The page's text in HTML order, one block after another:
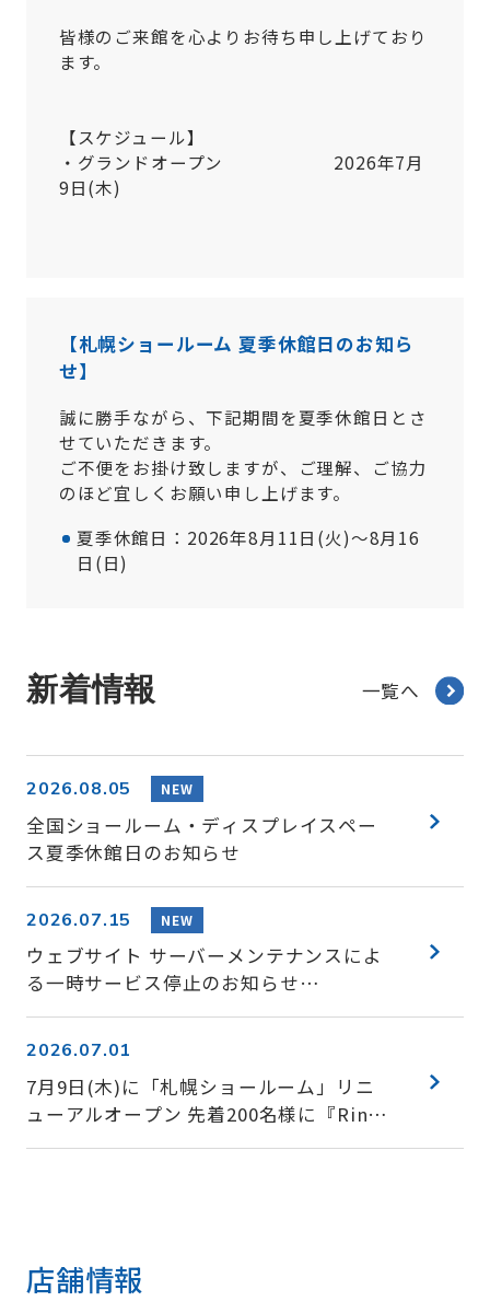
皆様のご来館を心よりお待ち申し上げており
ます。
【スケジュール】
・グランドオープン 2026年7月
9日(木)
【札幌ショールーム 夏季休館日のお知ら
せ】
誠に勝手ながら、下記期間を夏季休館日とさ
せていただきます。
ご不便をお掛け致しますが、ご理解、ご協力
のほど宜しくお願い申し上げます。
夏季休館日：2026年8月11日(火)～8月16
日(日)
新着情報 一覧へ
2026.08.05 NEW
全国ショールーム・ディスプレイスペー
ス夏季休館日のお知らせ
2026.07.15 NEW
ウェブサイト サーバーメンテナンスによ
る一時サービス停止のお知らせ
（7/15(水)20時～21時）
2026.07.01
7月9日(木)に「札幌ショールーム」リニ
ューアルオープン 先着200名様に『Ring
Ring バームクーヘン』をプレゼント！
店舗情報